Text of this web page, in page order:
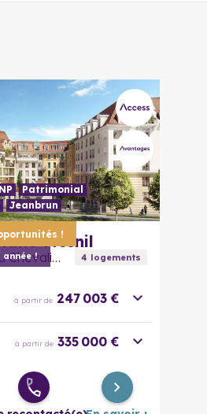
!
année !
Patrimonial
Jeanbrun
Mesnil
Le Domaine du Chevalier 4 logements
à partir de 247 003 €
à partir de 335 000 €